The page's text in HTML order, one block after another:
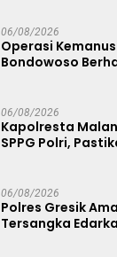
06/08/2026
Operasi
Bondowoso
06/08/2026
Kapolresta
SPPG Polri,
06/08/2026
Polres Gresik
Tersangka